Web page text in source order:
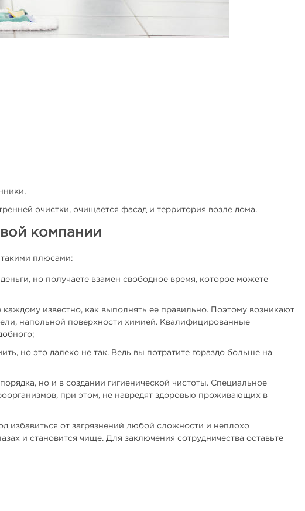
очистки, очищается фасад и территория возле дома.
компании
такими плюсами:
но получаете взамен свободное время, которое можете
известно, как выполнять ее правильно. Поэтому возникают
напольной поверхности химией. Квалифицированные
но это далеко не так. Ведь вы потратите гораздо больше на
но и в создании гигиенической чистоты. Специальное
при этом, не навредят здоровью проживающих в
избавиться от загрязнений любой сложности и неплохо
и становится чище. Для заключения сотрудничества оставьте